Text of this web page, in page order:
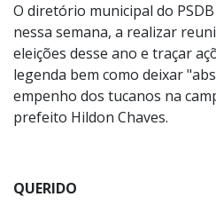
O diretório municipal do
nessa semana, a realizar
eleições desse ano e traçar
legenda bem como deixar
empenho dos tucanos na
prefeito Hildon Chaves.
QUERIDO